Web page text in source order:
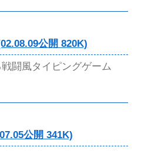
公開 820K)
闘風タイピングゲーム
公開 341K)